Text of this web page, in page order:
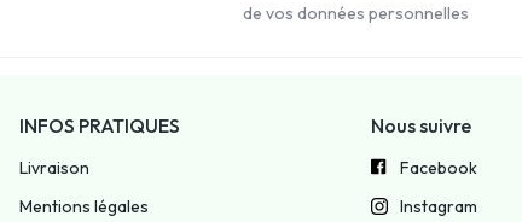
de vos données personnelles
INFOS PRATIQUES
Livraison
Mentions légales
Nous suivre
Facebook
Instagram